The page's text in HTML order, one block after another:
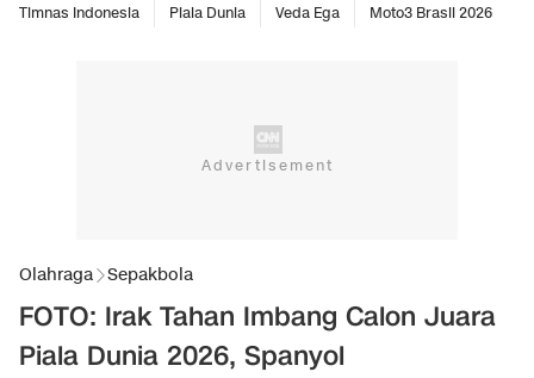
Timnas Indonesia Piala Dunia Veda Ega Moto3 Brasil 2026
Olahraga Sepakbola
FOTO: Irak Tahan Imbang Calon Juara
Piala Dunia 2026, Spanyol